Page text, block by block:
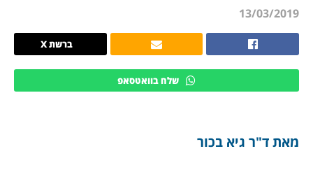
13/03/2019
ברשת X
שלח בוואטסאפ
מאת ד"ר גיא בכור